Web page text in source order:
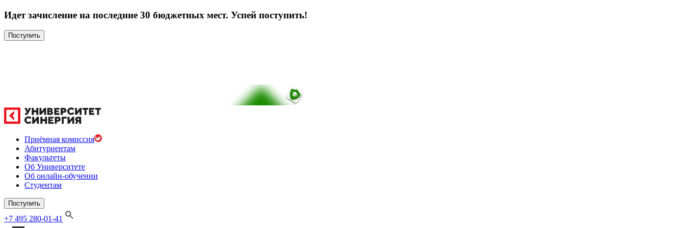
Идет зачисление на последние 30 бюджетных мест. Успей поступить!
Поступить
Приёмная комиссия
Абитуриентам
Факультеты
Об Университете
Об онлайн-обучении
Студентам
Поступить
+7 495 280-01-41